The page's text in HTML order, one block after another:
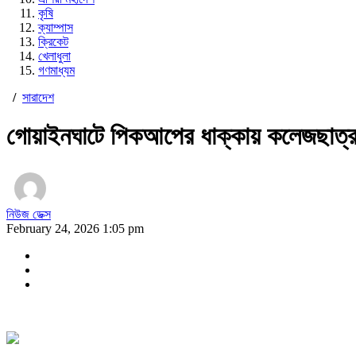
কৃষি
ক্যাম্পাস
ক্রিকেট
খেলাধুলা
গণমাধ্যম
/ সারাদেশ
গোয়াইনঘাটে পিকআপের ধাক্কায়
নিউজ ডেক্স
February 24, 2026 1:05 pm